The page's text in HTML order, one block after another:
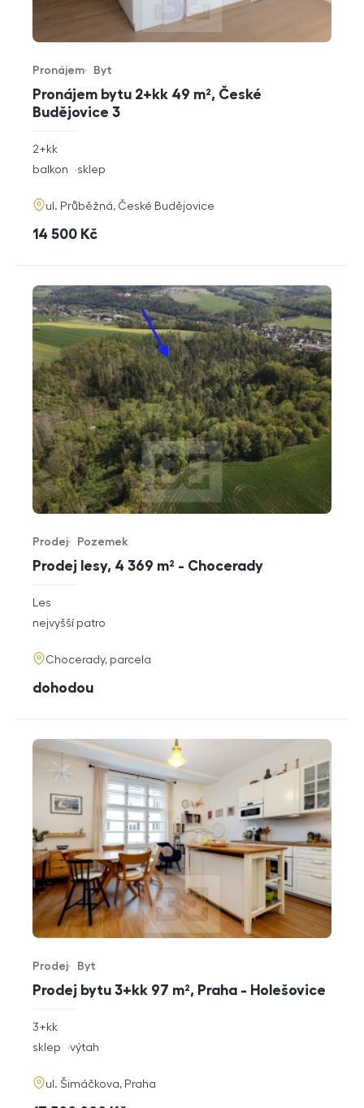
Pronájem bytu 2+kk 49 m², České
Budějovice 3
Typ nabídky
Pronájem
Typ nemovitosti
Byt
rozměry
dispozice
2+kk
funkce
balkon sklep
adresa
ul. Průběžná, České Budějovice
cena
14 500 Kč
Prodej lesy, 4 369 m² - Chocerady
Typ nabídky
Prodej
Typ nemovitosti
Pozemek
rozměry
dispozice
Les
funkce
nejvyšší patro
adresa
Chocerady, parcela
cena
dohodou
Prodej bytu 3+kk 97 m², Praha - Holešovice
Typ nabídky
Prodej
Typ nemovitosti
Byt
rozměry
dispozice
3+kk
funkce
sklep výtah
adresa
ul. Šimáčkova, Praha